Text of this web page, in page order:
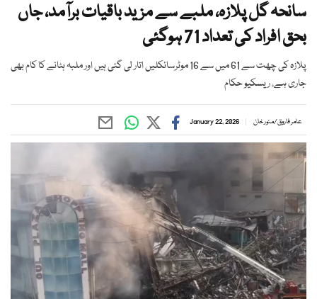
سانحہ گل پلازہ، ملبے سے مزید باقیات برآمد، جاں
بحق افراد کی تعداد 71 ہوگئی
پلازہ کی چھت سے 61 میں سے 16 موٹرسائکلیں اتار لی گئی ہیں اور ملبہ ہٹانے کا کام بھی
جاری ہے، ریسکیو حکام
عامر فاروق/منور خان January 22, 2026